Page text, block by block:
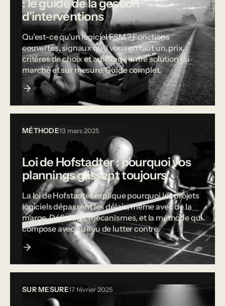
: le guide de la gestion
d'interventions
Qu'est-ce qu'un logiciel FSM ? Fonctions
couvertes, signaux qu'il vous en faut un, prix,
critères de choix et arbitrage entre solution du
marché et sur mesure. Guide complet.
MÉTHODE13 mars 2025
Loi de Hofstadter : pourquoi vos
plannings glissent toujours
La loi de Hofstadter explique pourquoi les projets
logiciels dépassent les délais, même avec de la
marge. Définition, mécanismes, et la méthode qui
compose avec au lieu de lutter contre.
SUR MESURE17 février 2025